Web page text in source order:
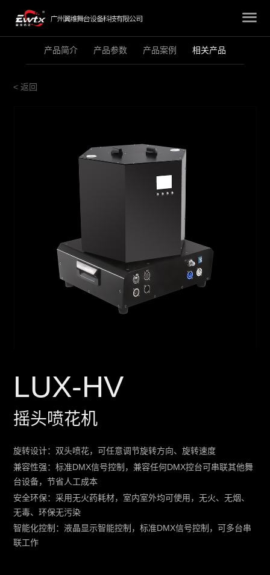
产品简介 产品参数 产品案例 相关产品
< 返回
LUX-HV
摇头喷花机
旋转设计：双头喷花，可任意调节旋转方向、旋转速度
兼容性强：标准DMX信号控制，兼容任何DMX控台可串联其他舞
台设备，节省人工成本
安全环保：采用无火药耗材，室内室外均可使用，无火、无烟、
无毒、环保无污染
智能化控制：液晶显示智能控制，标准DMX信号控制，可多台串
联工作